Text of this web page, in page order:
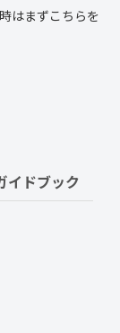
はまずこちらを
イドブック